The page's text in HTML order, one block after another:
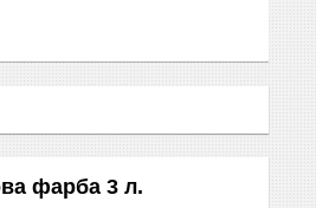
фарба 3 л.